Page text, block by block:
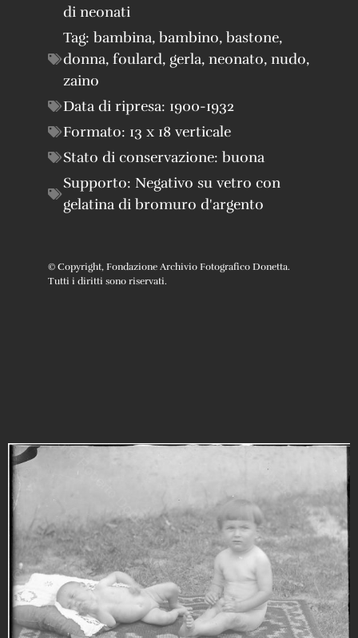
di neonati
Tag: bambina, bambino, bastone,
donna, foulard, gerla, neonato, nudo,
zaino
Data di ripresa: 1900-1932
Formato: 13 x 18 verticale
Stato di conservazione: buona
Supporto: Negativo su vetro con
gelatina di bromuro d'argento
© Copyright, Fondazione Archivio Fotografico Donetta.
Tutti i diritti sono riservati.